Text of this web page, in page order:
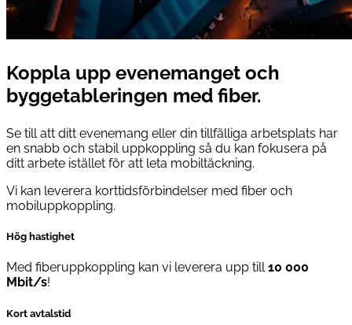
Koppla upp evenemanget och
byggetableringen med fiber.
Se till att ditt evenemang eller din tillfälliga arbetsplats har
en snabb och stabil uppkoppling så du kan fokusera på
ditt arbete istället för att leta mobiltäckning.
Vi kan leverera korttidsförbindelser med fiber och
mobiluppkoppling.
Hög hastighet
Med fiberuppkoppling kan vi leverera upp till10 000
Mbit/s!
Kort avtalstid